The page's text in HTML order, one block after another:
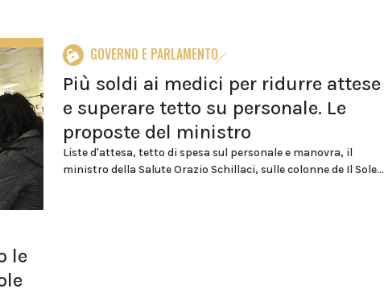
le
GOVERNO E PARLAMENTO
Più soldi ai medici per ridurre attese
e superare tetto su personale. Le
proposte del ministro
Liste d'attesa, tetto di spesa sul personale e manovra, il
ministro della Salute Orazio Schillaci, sulle colonne de Il Sole...